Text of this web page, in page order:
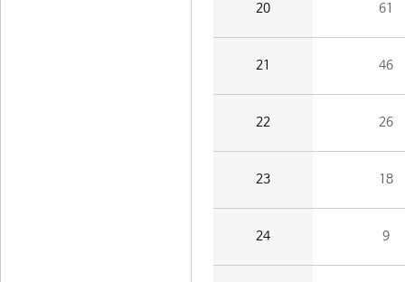
20 61
21 46
22 26
23 18
24 9